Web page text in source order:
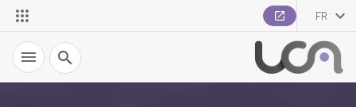
FR
Recherche